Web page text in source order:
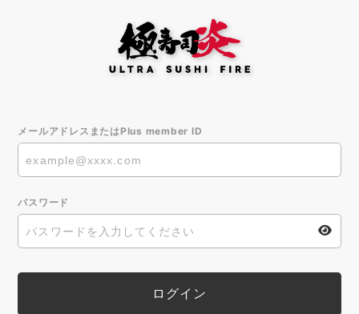
メールアドレスまたはPlus member ID
パスワード